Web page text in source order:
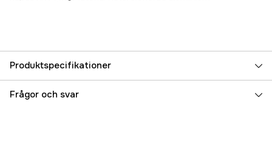
Produktspecifikationer
Referensnummer 5000024136
Frågor och svar